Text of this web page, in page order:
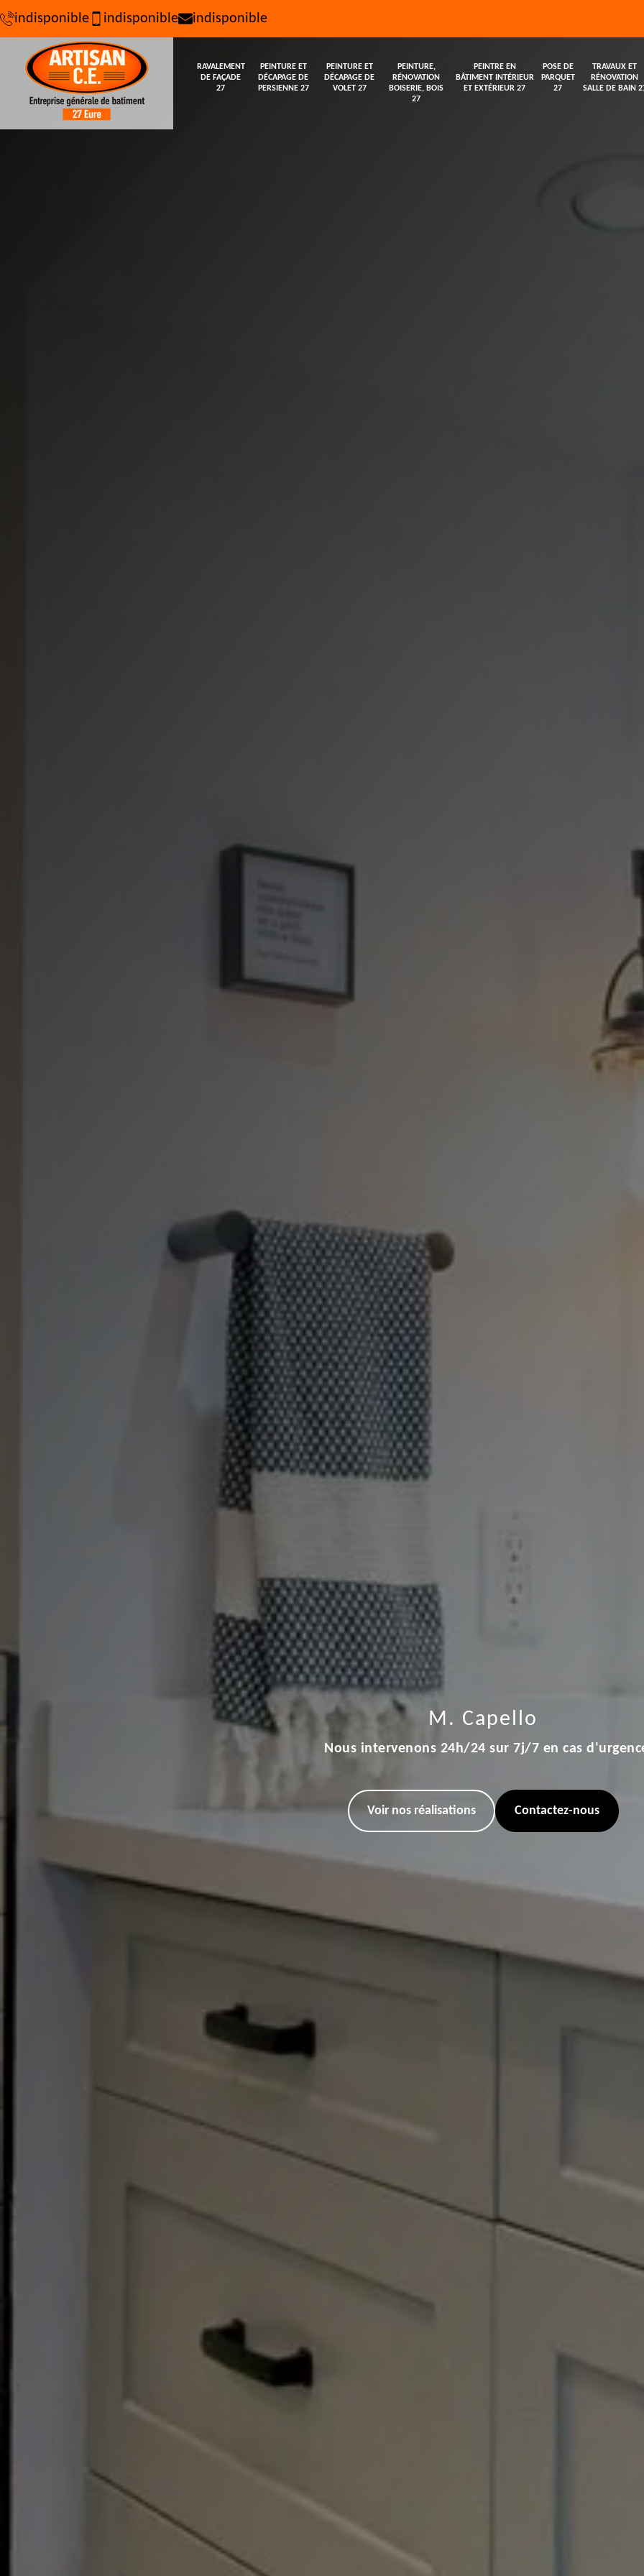
indisponible indisponible indisponible
RAVALEMENT
DE FAÇADE
27
PEINTURE ET
DÉCAPAGE DE
PERSIENNE 27
PEINTURE ET
DÉCAPAGE DE
VOLET 27
PEINTURE,
RÉNOVATION
BOISERIE, BOIS
27
PEINTRE EN
BÂTIMENT INTÉRIEUR
ET EXTÉRIEUR 27
POSE DE
PARQUET
27
TRAVAUX ET
RÉNOVATION
SALLE DE BAIN
M. Capello
Nous intervenons 24h/24 sur 7j/7 en cas
Voir nos réalisations Contactez-nous